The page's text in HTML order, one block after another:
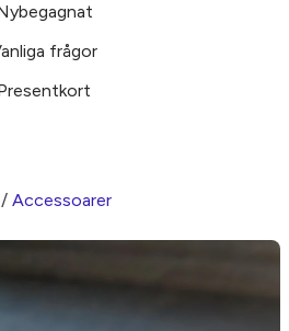
frågor
/ Accessoarer